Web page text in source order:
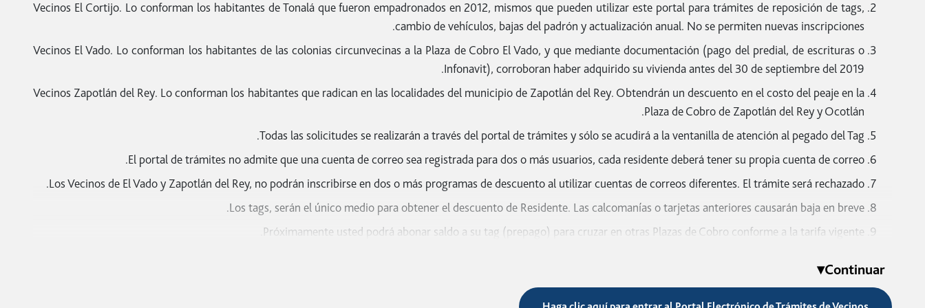
Documentación y requisitos de inscripción:
Radicar en los ejidos autorizados.
Identificación del INE por ambos lados y con domicilio del ejido autorizado en el programa.
Comprobante de domicilio oficial no mayor a dos meses de antigüedad. El domicilio será igual al domicilio del INE).
Pago del refrendo vehicular del año en curso o tarjeta de circulación del año actual a nombre del residente, y placas del Estado de Nayarit, o en su caso las placas del año
en curso que le fueron proporcionadas por agrupaciones o asociaciones campesinas. Es importante que cada vez que cambie de placas, debe realizar la solicitud en este
portal de trámites.
Documentación para reposición de tags o cambio de vechículos:
Pago del refrendo vehicular del año en curso o tarjeta de circulación del año actual a nombre del solicitante, y placas del Estado de Nayarit.
Tag colocado en el parabrisas del vehículo.
Vecinos El Cortijo. Lo conforman los habitantes de Tonalá que fueron empadronados en 2012, mismos que pueden utilizar este portal para trámites de reposición de tags,
cambio de vehículos, bajas del padrón y actualización anual. No se permiten nuevas inscripciones.
Vecinos El Vado. Lo conforman los habitantes de las colonias circunvecinas a la Plaza de Cobro El Vado, y que mediante documentación (pago del predial, de escrituras o
Infonavit), corroboran haber adquirido su vivienda antes del 30 de septiembre del 2019.
Vecinos Zapotlán del Rey. Lo conforman los habitantes que radican en las localidades del municipio de Zapotlán del Rey. Obtendrán un descuento en el costo del peaje en la
Plaza de Cobro de Zapotlán del Rey y Ocotlán.
Todas las solicitudes se realizarán a través del portal de trámites y sólo se acudirá a la ventanilla de atención al pegado del Tag.
El portal de trámites no admite que una cuenta de correo sea registrada para dos o más usuarios, cada residente deberá tener su propia cuenta de correo.
Los Vecinos de El Vado y Zapotlán del Rey, no podrán inscribirse en dos o más programas de descuento al utilizar cuentas de correos diferentes. El trámite será rechazado.
Los tags, serán el único medio para obtener el descuento de Residente. Las calcomanías o tarjetas anteriores causarán baja en breve.
Próximamente usted podrá abonar saldo a su tag (prepago) para cruzar en otras Plazas de Cobro conforme a la tarifa vigente.
Documentación y requisitos de inscripción (Vecino El Vado y Zapotlán del Rey):
Radicar en las colonias o localidades autorizadas.
Identificación del INE por ambos lados y con domicilio de la localidad autorizada en el Programa.
Continuar
▾